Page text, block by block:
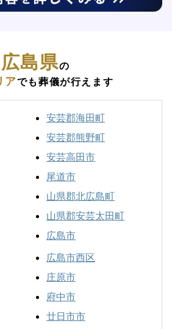
広島県の
アでも葬儀が行えます
安芸郡海田町
安芸郡熊野町
安芸高田市
尾道市
山県郡北広島町
山県郡安芸太田町
広島市
広島市西区
庄原市
府中市
廿日市市